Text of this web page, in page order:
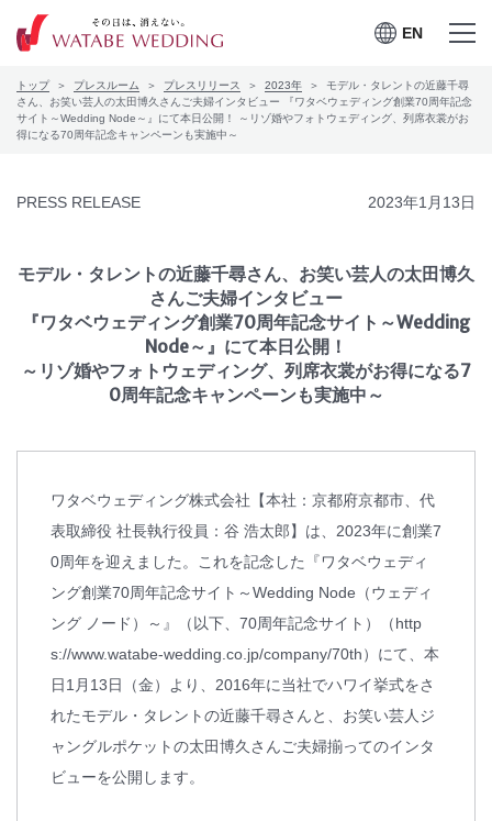
EN
メニュー
を開く
EN
メニュー
を閉じる
プレスルーム
CSRの取り組み
お問合せ
ワタベウェディングサービ
スサイト
採用情報
トップ プレスルーム プレスリリース 2023年
モデル・タレントの近藤千尋
さん、お笑い芸人の太田博久さんご夫婦インタビュー 『ワタベウェディング創業70周年記念
サイト～Wedding Node～』にて本日公開！ ～リゾ婚やフォトウェディング、列席衣裳がお
得になる70周年記念キャンペーンも実施中～
PRESS RELEASE 2023年1月13日
モデル・タレントの近藤千尋さん、お笑い芸人の太田博久
さんご夫婦インタビュー
『ワタベウェディング創業70周年記念サイト～Wedding
Node～』にて本日公開！
～リゾ婚やフォトウェディング、列席衣裳がお得になる7
0周年記念キャンペーンも実施中～
ワタベウェディング株式会社【本社：京都府京都市、代
表取締役 社長執行役員：谷 浩太郎】は、2023年に創業7
0周年を迎えました。これを記念した『ワタベウェディ
ング創業70周年記念サイト～Wedding Node（ウェディ
ング ノード）～』（以下、70周年記念サイト）（http
s://www.watabe-wedding.co.jp/company/70th）にて、本
日1月13日（金）より、2016年に当社でハワイ挙式をさ
れたモデル・タレントの近藤千尋さんと、お笑い芸人ジ
ャングルポケットの太田博久さんご夫婦揃ってのインタ
ビューを公開します。